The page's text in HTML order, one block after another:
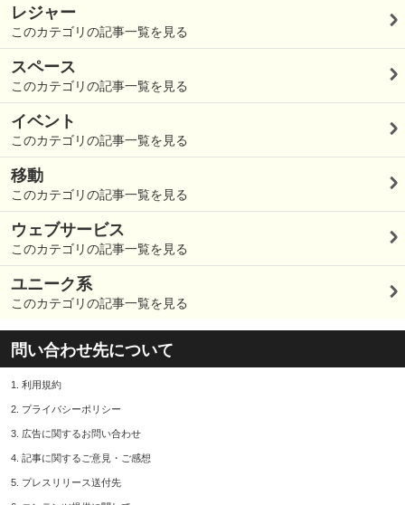
レジャー
このカテゴリの記事一覧を見る
スペース
このカテゴリの記事一覧を見る
イベント
このカテゴリの記事一覧を見る
移動
このカテゴリの記事一覧を見る
ウェブサービス
このカテゴリの記事一覧を見る
ユニーク系
このカテゴリの記事一覧を見る
問い合わせ先について
1. 利用規約
2. プライバシーポリシー
3. 広告に関するお問い合わせ
4. 記事に関するご意見・ご感想
5. プレスリリース送付先